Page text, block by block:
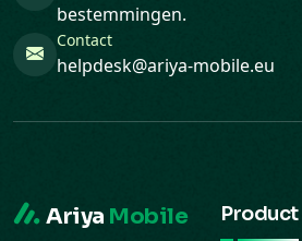
bestemmingen.
Contact
helpdesk@ariya-mobile.eu
Ariya Mobile Product